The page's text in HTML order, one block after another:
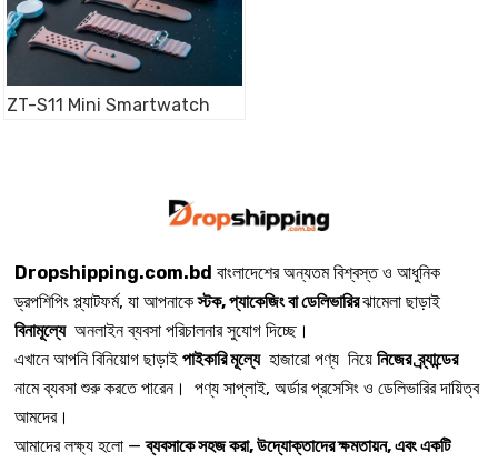
ZT-S11 Mini Smartwatch
Dropshipping.com.bd বাংলাদেশের অন্যতম বিশ্বস্ত ও আধুনিক
ড্রপশিপিং প্ল্যাটফর্ম, যা আপনাকেস্টক, প্যাকেজিং বা ডেলিভারিরঝামেলা ছাড়াই
বিনামূল্যেঅনলাইন ব্যবসা পরিচালনার সুযোগ দিচ্ছে।
এখানে আপনি বিনিয়োগ ছাড়াই পাইকারি মূল্যেহাজারো পণ্য নিয়ে নিজের ব্র্যান্ডের
নামে ব্যবসা শুরু করতে পারেন। পণ্য সাপ্লাই, অর্ডার প্রসেসিং ও ডেলিভারির দায়িত্ব
আমদের।
আমাদের লক্ষ্য হলো —ব্যবসাকে সহজ করা, উদ্যোক্তাদের ক্ষমতায়ন, এবং একটি